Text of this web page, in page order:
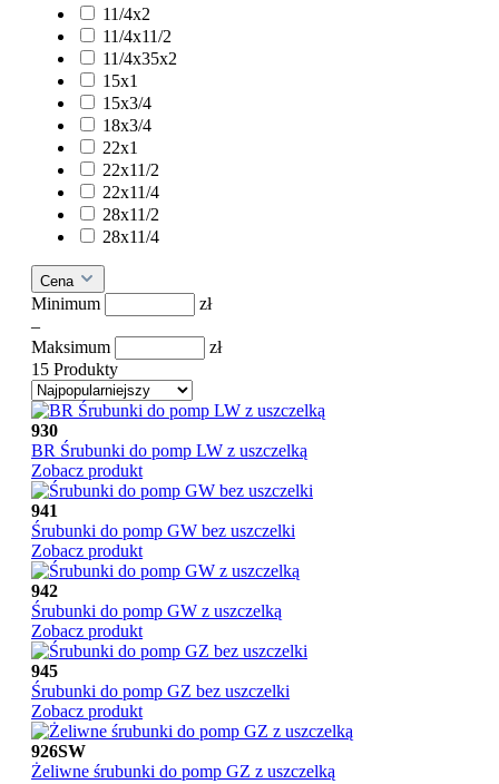
11/4x2
11/4x11/2
11/4x35x2
15x1
15x3/4
18x3/4
22x1
22x11/2
22x11/4
28x11/2
28x11/4
Cena
Minimum
zł
–
Maksimum
zł
15 Produkty
930
BR Śrubunki do pomp LW z uszczelką
Zobacz produkt
941
Śrubunki do pomp GW bez uszczelki
Zobacz produkt
942
Śrubunki do pomp GW z uszczelką
Zobacz produkt
945
Śrubunki do pomp GZ bez uszczelki
Zobacz produkt
926SW
Żeliwne śrubunki do pomp GZ z uszczelką